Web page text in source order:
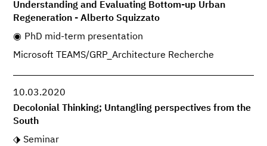
Understanding and Evaluating Bottom-up Urban
Regeneration - Alberto Squizzato
PhD mid-term presentation
Microsoft TEAMS/GRP_Architecture Recherche
10.03.2020
Decolonial Thinking; Untangling perspectives from the
South
Seminar